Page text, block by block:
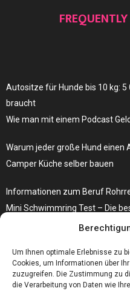
Um Ihnen optimale Erlebnisse zu
Cookies, um Informationen über
zuzugreifen. Die Zustimmung zu
die Verarbeitung von Daten wie
Autositze für Hunde bis 10 kg: 5
braucht
Wie man mit einem Podcast
Warum jeder große Hund
Camper Küche selber bauen
Informationen zum Beruf
Mini Schwimmring Test – Die
Die Sackentleerung verläuft mit
effizienter